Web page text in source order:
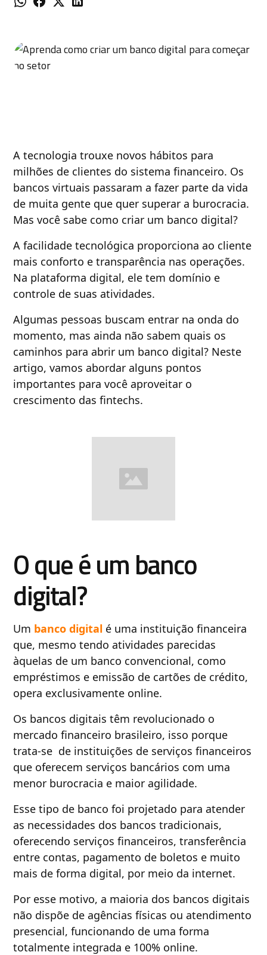
A tecnologia trouxe novos hábitos para
milhões de clientes do sistema financeiro. Os
bancos virtuais passaram a fazer parte da vida
de muita gente que quer superar a burocracia.
Mas você sabe como criar um banco digital?
A facilidade tecnológica proporciona ao cliente
mais conforto e transparência nas operações.
Na plataforma digital, ele tem domínio e
controle de suas atividades.
Algumas pessoas buscam entrar na onda do
momento, mas ainda não sabem quais os
caminhos para abrir um banco digital? Neste
artigo, vamos abordar alguns pontos
importantes para você aproveitar o
crescimento das fintechs.
O que é um banco
digital?
Um banco digital é uma instituição financeira
que, mesmo tendo atividades parecidas
àquelas de um banco convencional, como
empréstimos e emissão de cartões de crédito,
opera exclusivamente online.
Os bancos digitais têm revolucionado o
mercado financeiro brasileiro, isso porque
trata-se de instituições de serviços financeiros
que oferecem serviços bancários com uma
menor burocracia e maior agilidade.
Esse tipo de banco foi projetado para atender
as necessidades dos bancos tradicionais,
oferecendo serviços financeiros, transferência
entre contas, pagamento de boletos e muito
mais de forma digital, por meio da internet.
Por esse motivo, a maioria dos bancos digitais
não dispõe de agências físicas ou atendimento
presencial, funcionando de uma forma
totalmente integrada e 100% online.